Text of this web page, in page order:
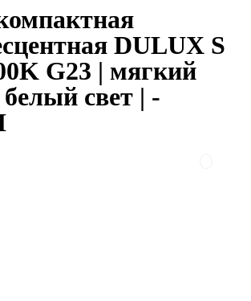
DULUX S
G23 | мягкий
свет | -